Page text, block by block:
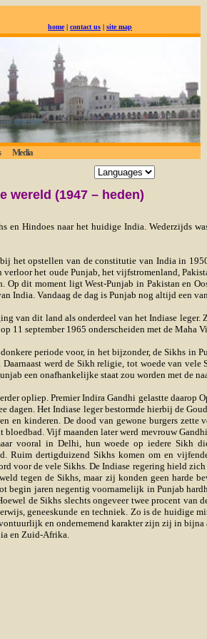
home| contact us | site map
Media
de eeuwige waarheid;
wereld (1947 – heden)
Hindoes naar het huidige India. Wederzijds
het opstellen van de constitutie van India in
het oude Punjab, het vijfstromenland,
Op dit moment ligt West-Punjab in Pakistan en
India. Vandaag de dag is Punjab nog altijd een
van dit land als onderdeel van het Indiase
11 september 1965 onderscheiden met de Maha
periode voor, in het bijzonder, de Sikhs in
werd de Sikh religie, tot woede van
een onafhankelijke staat zou worden met de
opliep. Premier Indira Gandhi gelastte daarop
Het Indiase leger bestormde hierbij de
kinderen. De dood van gewone burgers
Vijf maanden later werd mevrouw
vooral in Delhi, hun woede op iedere Sikh
Ruim dertigduizend Sikhs komen om en
voor de vele Sikhs. De Indiase regering hield
tegen de Sikhs, maar zij konden geen harde
jaren negentig voornamelijk in Punjab
de Sikhs slechts ongeveer twee procent van
geneeskunde en techniek. Zo is de huidige
en ondernemend karakter zijn zij in
en Zuid-Afrika.